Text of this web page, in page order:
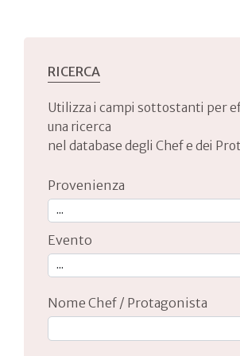
RICERCA
Utilizza i campi sottostanti per
una ricerca
nel database degli Chef e dei
Provenienza
Evento
Nome Chef / Protagonista